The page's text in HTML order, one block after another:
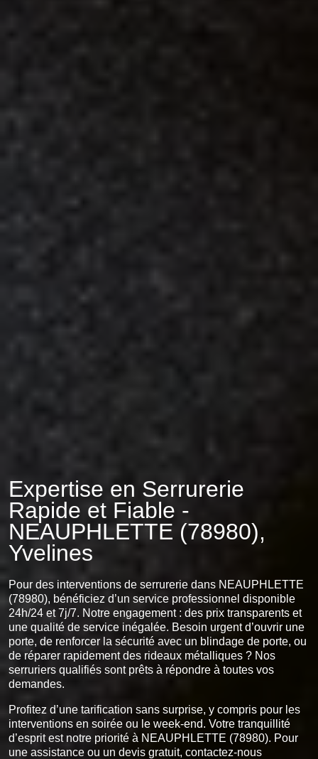
Expertise en Serrurerie
Rapide et Fiable -
NEAUPHLETTE (78980),
Yvelines
Pour des interventions de serrurerie dans NEAUPHLETTE
(78980), bénéficiez d’un service professionnel disponible
24h/24 et 7j/7. Notre engagement : des prix transparents et
une qualité de service inégalée. Besoin urgent d’ouvrir une
porte, de renforcer la sécurité avec un blindage de porte, ou
de réparer rapidement des rideaux métalliques ? Nos
serruriers qualifiés sont prêts à répondre à toutes vos
demandes.
Profitez d’une tarification sans surprise, y compris pour les
interventions en soirée ou le week-end. Votre tranquillité
d’esprit est notre priorité à NEAUPHLETTE (78980). Pour
une assistance ou un devis gratuit, contactez-nous